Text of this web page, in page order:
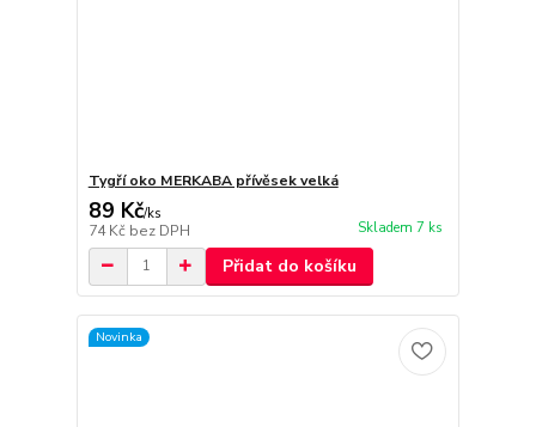
Tygří oko MERKABA přívěsek velká
89 Kč/ks
74 Kč bez DPH Skladem 7 ks
Přidat do košíku
Novinka